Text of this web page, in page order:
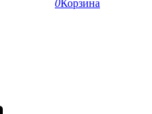
0Корзина